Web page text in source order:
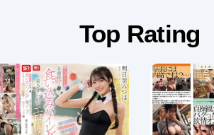
Top Rating